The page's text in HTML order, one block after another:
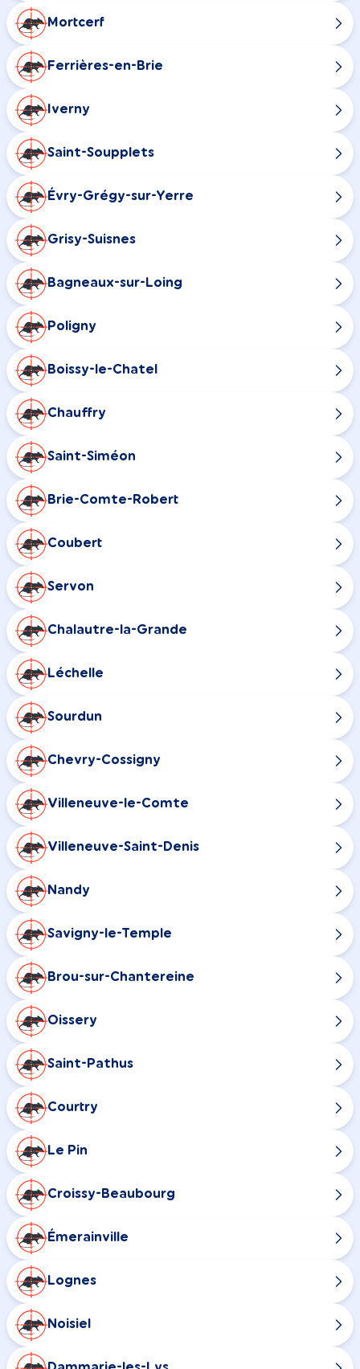
Mortcerf
Ferrières-en-Brie
Iverny
Saint-Soupplets
Évry-Grégy-sur-Yerre
Grisy-Suisnes
Bagneaux-sur-Loing
Poligny
Boissy-le-Chatel
Chauffry
Saint-Siméon
Brie-Comte-Robert
Coubert
Servon
Chalautre-la-Grande
Léchelle
Sourdun
Chevry-Cossigny
Villeneuve-le-Comte
Villeneuve-Saint-Denis
Nandy
Savigny-le-Temple
Brou-sur-Chantereine
Oissery
Saint-Pathus
Courtry
Le Pin
Croissy-Beaubourg
Émerainville
Lognes
Noisiel